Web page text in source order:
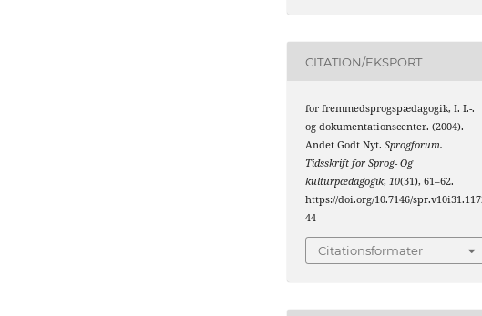
CITATION/EKSPORT
for fremmedsprogspædagogik, I. I.-.
og dokumentationscenter. (2004).
Andet Godt Nyt.Sprogforum.
Tidsskrift for Sprog- Og
kulturpædagogik,10(31), 61–62.
https://doi.org/10.7146/
44
Citationsformater